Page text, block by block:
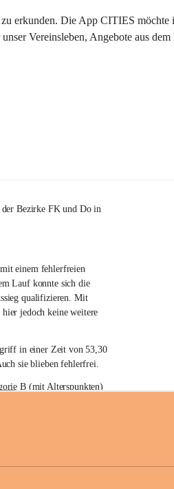
erkunden. Die App CITIES möchte
Vereinsleben, Angebote aus
Bezirke FK und Do in
einem fehlerfreien
Lauf konnte sich die
qualifizieren. Mit
jedoch keine weitere
in einer Zeit von 53,30
sie blieben fehlerfrei.
B (mit Alterspunkten)